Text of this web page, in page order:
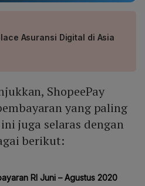
Asuransi Digital di Asia
ShopeePay
yang paling
juga selaras dengan
berikut: